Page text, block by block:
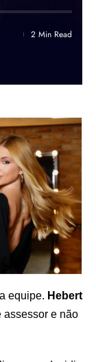
2 Min Read
equipe. Hebert
assessor e não